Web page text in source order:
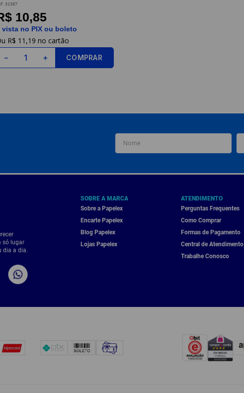
31387
10,85
vista no PIX ou boleto
R$ 11 ,19
＋
－ COMPRAR
só lugar
dia a dia.
SOBRE A MARCA
Sobre a Papelex
Encarte Papelex
Blog Papelex
Lojas Papelex
ATENDIMENTO
Perguntas Frequentes
Como Comprar
Formas de Pagamento
Central de Atendimento
Trabalhe Conosco